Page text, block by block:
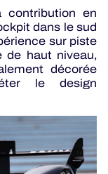
contribution en
dans le sud
sur piste
de haut niveau,
décorée
le design